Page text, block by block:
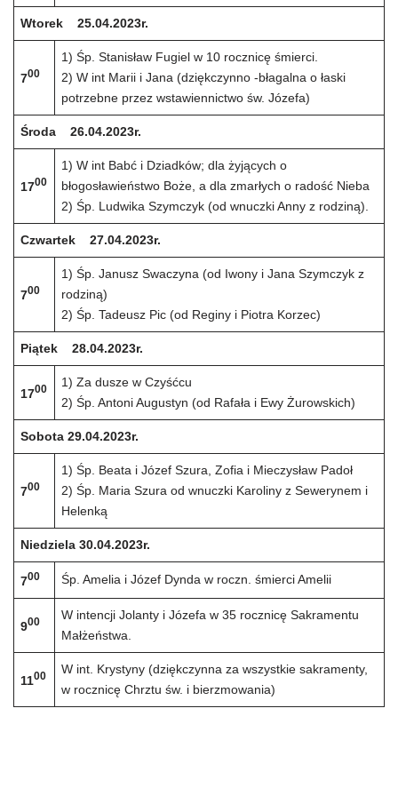
Wtorek 25.04.2023r.
700
1) Śp. Stanisław Fugiel w 10 rocznicę śmierci.
2) W int Marii i Jana (dziękczynno -błagalna o łaski
potrzebne przez wstawiennictwo św. Józefa)
Środa 26.04.2023r.
1700
1) W int Babć i Dziadków; dla żyjących o
błogosławieństwo Boże, a dla zmarłych o radość Nieba
2) Śp. Ludwika Szymczyk (od wnuczki Anny z rodziną).
Czwartek 27.04.2023r.
700
1) Śp. Janusz Swaczyna (od Iwony i Jana Szymczyk z
rodziną)
2) Śp. Tadeusz Pic (od Reginy i Piotra Korzec)
Piątek 28.04.2023r.
1700
1) Za dusze w Czyśćcu
2) Śp. Antoni Augustyn (od Rafała i Ewy Żurowskich)
Sobota 29.04.2023r.
700
1) Śp. Beata i Józef Szura, Zofia i Mieczysław Padoł
2) Śp. Maria Szura od wnuczki Karoliny z Sewerynem i
Helenką
Niedziela 30.04.2023r.
700 Śp. Amelia i Józef Dynda w roczn. śmierci Amelii
900
W intencji Jolanty i Józefa w 35 rocznicę Sakramentu
Małżeństwa.
1100
W int. Krystyny (dziękczynna za wszystkie sakramenty,
w rocznicę Chrztu św. i bierzmowania)